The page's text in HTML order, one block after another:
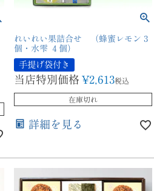
れいれい果詰合せ （蜂蜜レモン 3
個・水雫 ４個）
手提げ袋付き
当店特別価格 ¥2,613税込
在庫切れ
詳細を見る